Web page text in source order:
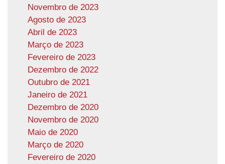
Novembro de 2023
Agosto de 2023
Abril de 2023
Março de 2023
Fevereiro de 2023
Dezembro de 2022
Outubro de 2021
Janeiro de 2021
Dezembro de 2020
Novembro de 2020
Maio de 2020
Março de 2020
Fevereiro de 2020